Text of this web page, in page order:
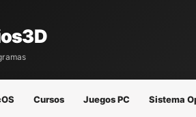
Cursos Juegos PC Sistema